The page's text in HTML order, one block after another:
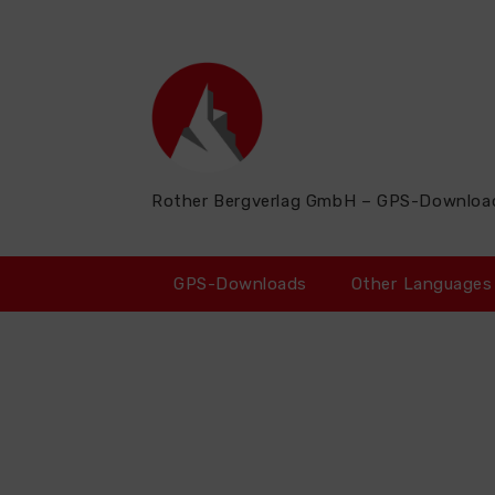
Rother Bergverlag GmbH – GPS-
GPS-Downloads Other Languages